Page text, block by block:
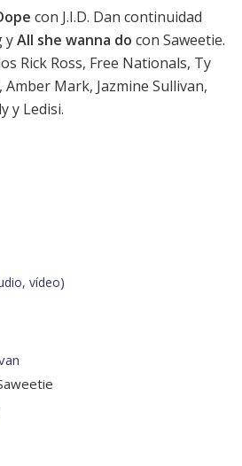
con J.I.D. Dan continuidad
yAll she wanna do con Saweetie.
Rick Ross, Free Nationals, Ty
Amber Mark, Jazmine Sullivan,
y Ledisi.
vídeo)